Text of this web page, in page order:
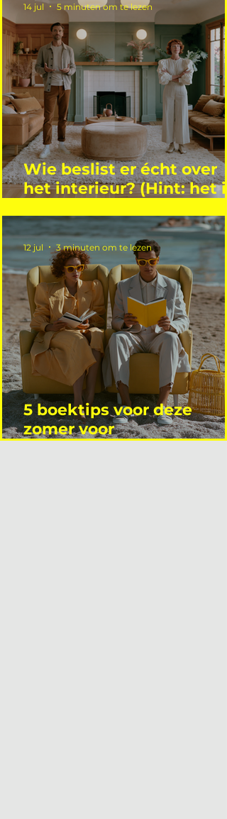
Wie beslist er écht over
het interieur? (Hint: het is
14 jul 5 minuten om te lezen
5 boektips voor deze
zomer voor
12 jul 3 minuten om te lezen